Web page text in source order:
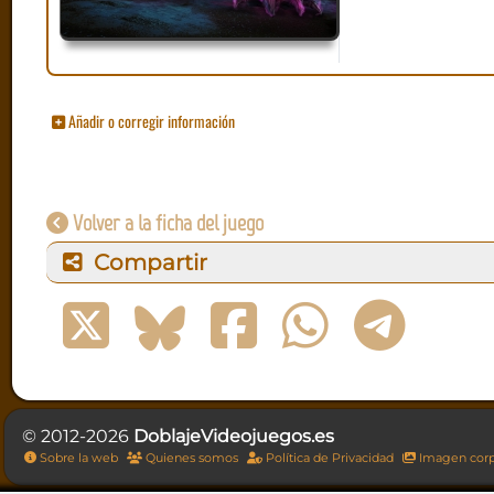
Añadir o corregir información
Volver a la ficha del juego
Compartir
© 2012-2026 DoblajeVideojuegos.es
Sobre la web Quienes somos Política de Privacidad Imagen